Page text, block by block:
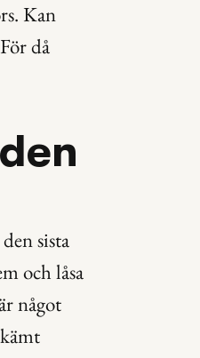
Kan
då
sista
och låsa
något